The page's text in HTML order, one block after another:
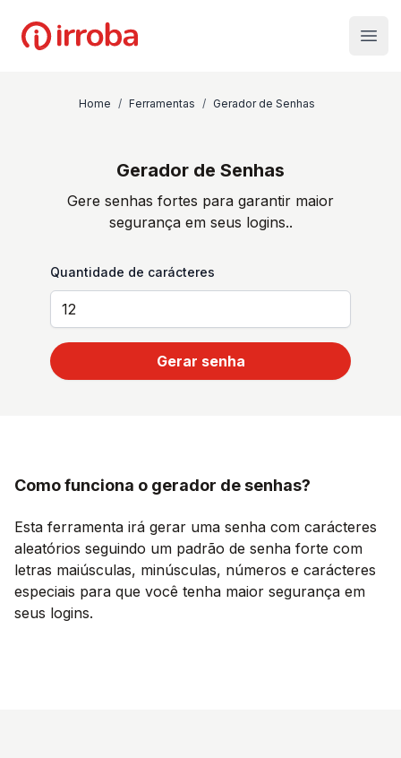
Irroba
Home / Ferramentas / Gerador de Senhas
Gerador de Senhas
Gere senhas fortes para garantir maior
segurança em seus logins..
Quantidade de carácteres
Gerar senha
Como funciona o gerador de senhas?
Esta ferramenta irá gerar uma senha com carácteres
aleatórios seguindo um padrão de senha forte com
letras maiúsculas, minúsculas, números e carácteres
especiais para que você tenha maior segurança em
seus logins.